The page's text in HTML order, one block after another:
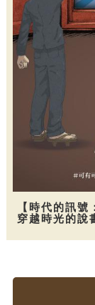
【時代的訊
穿越時光的說